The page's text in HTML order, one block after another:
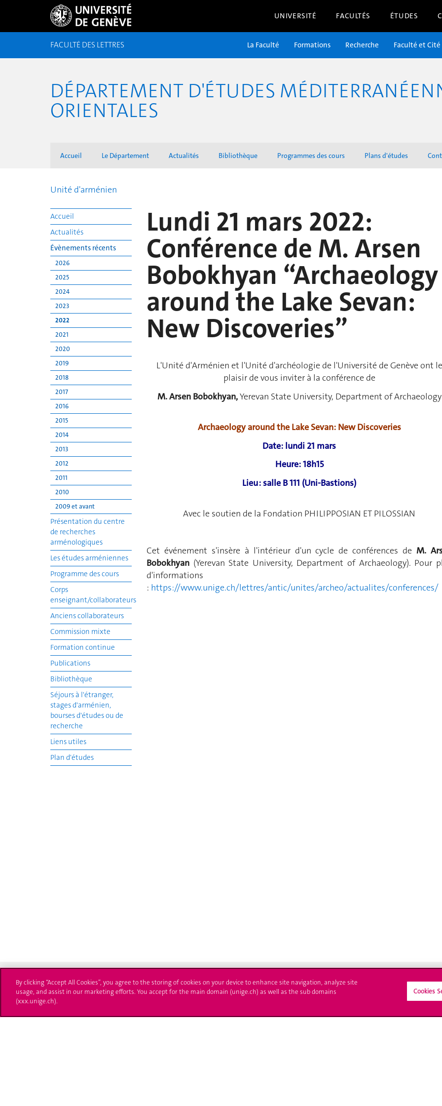
UNIVERSITÉ FACULTÉS ÉTUDES
FACULTÉ DES LETTRES La Faculté Formations Recherche Faculté et Cité
DÉPARTEMENT D'ÉTUDES
ORIENTALES
Accueil Le Département Actualités Bibliothèque Programmes des cours Plans d'études
Unité d'arménien
Accueil
Actualités
Évènements récents
2026
2025
2024
2023
2022
2021
2020
2019
2018
2017
2016
2015
2014
2013
2012
2011
2010
2009 et avant
Présentation du centre
de recherches
arménologiques
Les études arméniennes
Programme des cours
Corps
enseignant/collaborateurs
Anciens collaborateurs
Commission mixte
Formation continue
Publications
Bibliothèque
Séjours à l'étranger,
stages d'arménien,
bourses d'études ou de
recherche
Liens utiles
Plan d'études
Lundi 21 mars 2022:
Conférence de M. Arsen
Bobokhyan “Archaeology
around the Lake Sevan:
New Discoveries”
L'Unité d'Arménien et l'Unité d'archéologie de l'Université de Genève ont le
plaisir de vous inviter à la conférence de
M. Arsen Bobokhyan,Yerevan State University, Department of Archaeology
Archaeology around the Lake Sevan: New Discoveries
Date: lundi 21 mars
Heure: 18h15
Lieu : salle B 111 (Uni-Bastions)
Avec le soutien de la Fondation PHILIPPOSIAN ET PILOSSIAN
Cet événement s'insère à l'intérieur d'un cycle de conférences deM.
Bobokhyan (Yerevan State University, Department of Archaeology). Pour
d'informations
: https://www.unige.ch/lettres/antic/unites/archeo/actualites/conferences/
Université de Genève S'inscrire à l'UNIGE L'UNIGE vous informe
By clicking “Accept All Cookies”, you agree to the storing of cookies on your device to enhance site navigation, analyze site
usage, and assist in our marketing efforts. You accept for the main domain (unige.ch) as well as the sub domains
(xxx.unige.ch).
Cookies